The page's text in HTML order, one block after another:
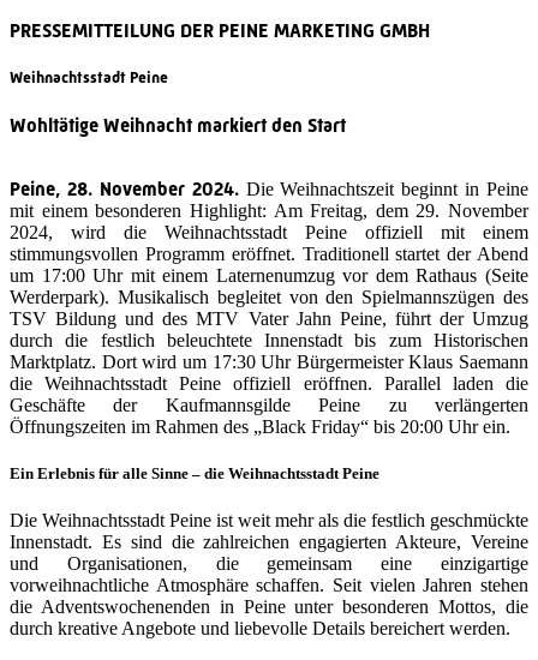
PRESSEMITTEILUNG DER PEINE MARKETING GMBH
Weihnachtsstadt Peine
Wohltätige Weihnacht markiert den Start
Peine, 28. November 2024. Die Weihnachtszeit beginnt in Peine
mit einem besonderen Highlight: Am Freitag, dem 29. November
2024, wird die Weihnachtsstadt Peine offiziell mit einem
stimmungsvollen Programm eröffnet. Traditionell startet der Abend
um 17:00 Uhr mit einem Laternenumzug vor dem Rathaus (Seite
Werderpark). Musikalisch begleitet von den Spielmannszügen des
TSV Bildung und des MTV Vater Jahn Peine, führt der Umzug
durch die festlich beleuchtete Innenstadt bis zum Historischen
Marktplatz. Dort wird um 17:30 Uhr Bürgermeister Klaus Saemann
die Weihnachtsstadt Peine offiziell eröffnen. Parallel laden die
Geschäfte der Kaufmannsgilde Peine zu verlängerten
Öffnungszeiten im Rahmen des „Black Friday“ bis 20:00 Uhr ein.
Ein Erlebnis für alle Sinne – die Weihnachtsstadt Peine
Die Weihnachtsstadt Peine ist weit mehr als die festlich geschmückte
Innenstadt. Es sind die zahlreichen engagierten Akteure, Vereine
und Organisationen, die gemeinsam eine einzigartige
vorweihnachtliche Atmosphäre schaffen. Seit vielen Jahren stehen
die Adventswochenenden in Peine unter besonderen Mottos, die
durch kreative Angebote und liebevolle Details bereichert werden.